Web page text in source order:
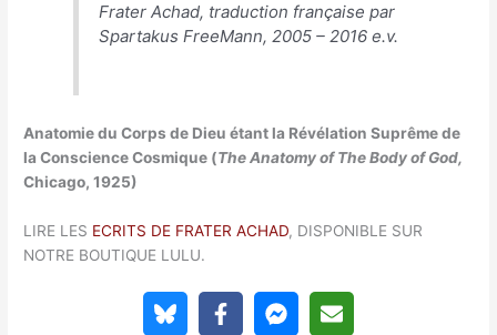
Frater Achad, traduction française par
Spartakus FreeMann, 2005 – 2016 e.v.
Anatomie du Corps de Dieu étant la Révélation Suprême de
la Conscience Cosmique (The Anatomy of The Body of God,
Chicago, 1925)
LIRE LES ECRITS DE FRATER ACHAD, DISPONIBLE SUR
NOTRE BOUTIQUE LULU.